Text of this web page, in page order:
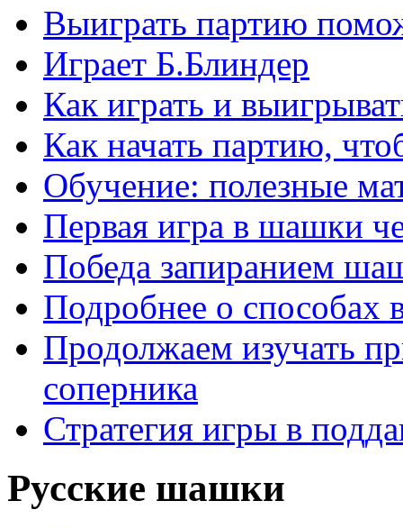
Выиграть партию
Играет Б.Блиндер
Как играть и
Как начать партию,
Обучение: полезные
Первая игра в шашки
Победа запиранием
Подробнее о способах
Продолжаем изучать
соперника
Стратегия игры в
Русские шашки